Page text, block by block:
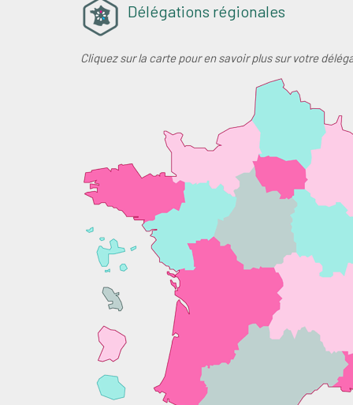
Délégations régionales
Cliquez sur la carte pour en savoir plus sur votre